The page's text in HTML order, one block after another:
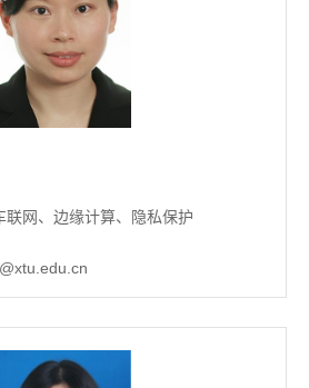
联网、边缘计算、隐私保护